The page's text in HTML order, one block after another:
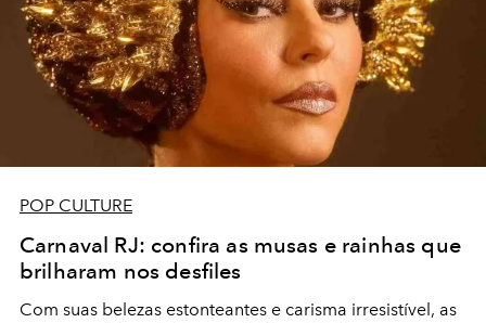
POP CULTURE
Carnaval RJ: confira as musas e rainhas que
brilharam nos desfiles
Com suas belezas estonteantes e carisma irresistível, as